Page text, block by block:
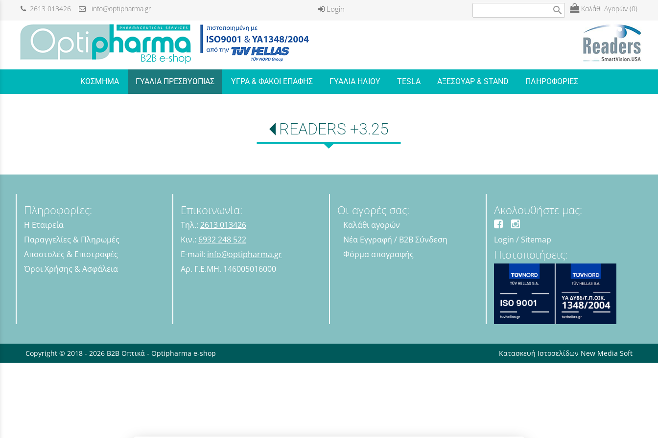
2613 013426 info@optipharma.gr Login Καλάθι Αγορών (0)
search
ΚΟΣΜΗΜΑ ΓΥΑΛΙΑ ΠΡΕΣΒΥΩΠΙΑΣ ΥΓΡΑ & ΦΑΚΟΙ ΕΠΑΦΗΣ ΓΥΑΛΙΑ ΗΛΙΟΥ TESLA ΑΞΕΣΟΥΑΡ & STAND ΠΛΗΡΟΦΟΡΙΕΣ
READERS +3.25
Πληροφορίες:
Η Εταιρεία
Παραγγελίες & Πληρωμές
Αποστολές & Επιστροφές
Όροι Χρήσης & Ασφάλεια
Επικοινωνία:
Τηλ.: 2613 013426
Κιν.: 6932 248 522
E-mail: info@optipharma.gr
Αρ. Γ.Ε.ΜΗ. 146005016000
Οι αγορές σας:
Καλάθι αγορών
Νέα Εγγραφή / B2B Σύνδεση
Φόρμα απογραφής
Ακολουθήστε μας:
Login / Sitemap
Πιστοποιήσεις:
Copyright © 2018 - 2026 B2B Οπτικά - Optipharma e-shop Κατασκευή Ιστοσελίδων New Media Soft